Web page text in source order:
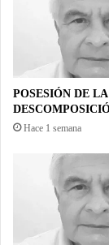
POSESIÓN DE LA
Hace 1 semana